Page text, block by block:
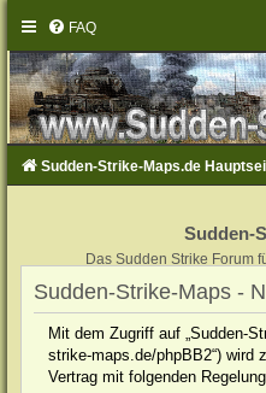
FAQ
Sudden-Strike-Maps.de
Sudden-
Das Sudden Strike Forum
Sudden-Strike-Maps -
Mit dem Zugriff auf „Sudden-
strike-maps.de/phpBB2“) wird
Vertrag mit folgenden